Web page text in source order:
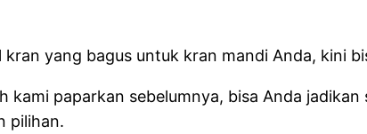
yang bagus untuk kran mandi Anda, kini
kami paparkan sebelumnya, bisa Anda
pilihan.